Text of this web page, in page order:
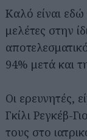
Καλό είναι
μελέτες στην
94% μετά και
Οι ερευνητές,
Γκίλι Ρεγκέβ-
τους στο